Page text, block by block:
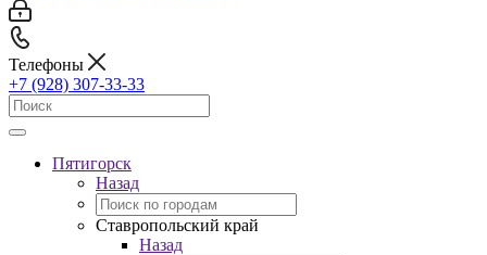
Телефоны
+7 (928) 307-33-33
Пятигорск
Назад
Ставропольский край
Назад